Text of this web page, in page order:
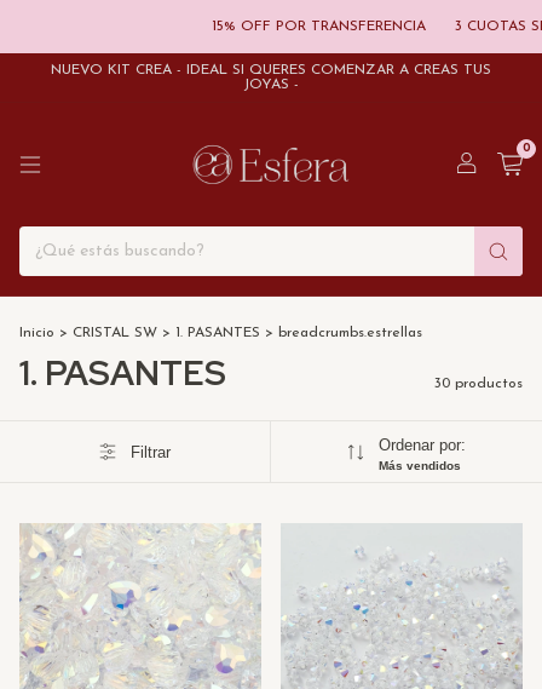
15% OFF POR TRANSFERENCIA 3 CUOTAS SIN
NUEVO KIT CREÁ - IDEAL SI QUERÉS COMENZAR A CREAS TUS
JOYAS -
0
Inicio > CRISTAL SW > 1. PASANTES > breadcrumbs.estrellas
1. PASANTES 30 productos
Filtrar Ordenar por:
Más vendidos